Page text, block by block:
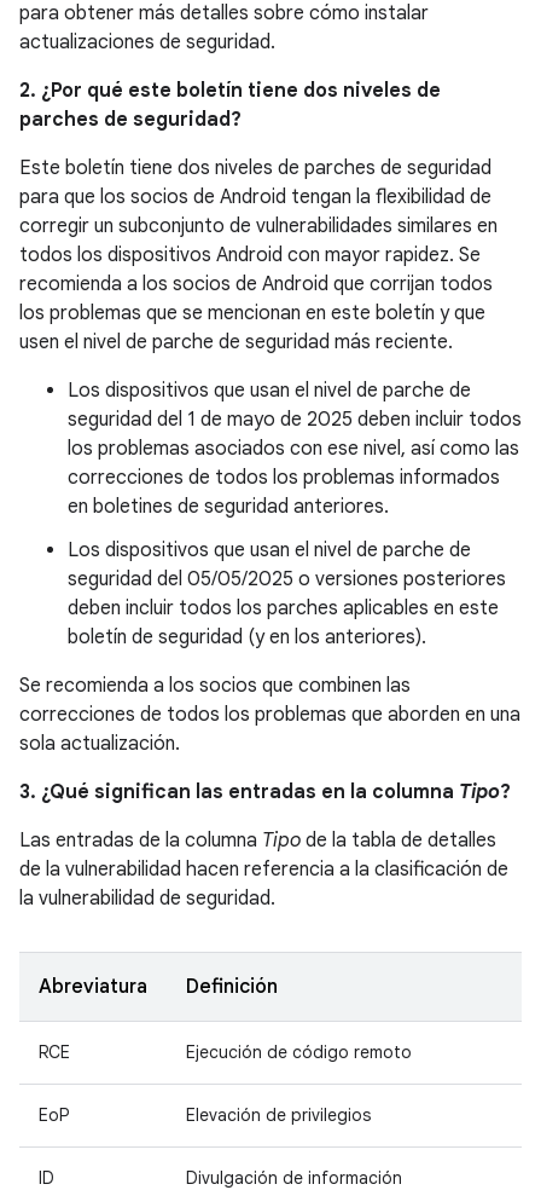
para obtener más detalles sobre cómo instalar
actualizaciones de seguridad.
2. ¿Por qué este boletín tiene dos niveles de
parches de seguridad?
Este boletín tiene dos niveles de parches de seguridad
para que los socios de Android tengan la flexibilidad de
corregir un subconjunto de vulnerabilidades similares en
todos los dispositivos Android con mayor rapidez. Se
recomienda a los socios de Android que corrijan todos
los problemas que se mencionan en este boletín y que
usen el nivel de parche de seguridad más reciente.
Los dispositivos que usan el nivel de parche de
seguridad del 1 de mayo de 2025 deben incluir todos
los problemas asociados con ese nivel, así como las
correcciones de todos los problemas informados
en boletines de seguridad anteriores.
Los dispositivos que usan el nivel de parche de
seguridad del 05/05/2025 o versiones posteriores
deben incluir todos los parches aplicables en este
boletín de seguridad (y en los anteriores).
Se recomienda a los socios que combinen las
correcciones de todos los problemas que aborden en una
sola actualización.
3. ¿Qué significan las entradas en la columna Tipo?
Las entradas de la columna Tipo de la tabla de detalles
de la vulnerabilidad hacen referencia a la clasificación de
la vulnerabilidad de seguridad.
Abreviatura Definición
RCE Ejecución de código remoto
EoP Elevación de privilegios
ID Divulgación de información